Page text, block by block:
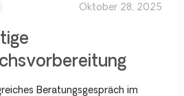
Oktober 28, 2025
Beratungsgespräch im